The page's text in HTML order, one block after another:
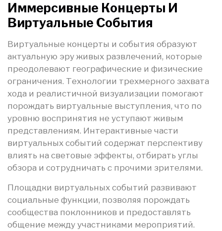
Иммерсивные Концерты И
Виртуальные События
Виртуальные концерты и события образуют
актуальную эру живых развлечений, которые
преодолевают географические и физические
ограничения. Технологии трехмерного захвата
хода и реалистичной визуализации помогают
порождать виртуальные выступления, что по
уровню воспринятия не уступают живым
представлениям. Интерактивные части
виртуальных событий содержат перспективу
влиять на световые эффекты, отбирать углы
обзора и сотрудничать с прочими зрителями.
Площадки виртуальных событий развивают
социальные функции, позволяя порождать
сообщества поклонников и предоставлять
общение между участниками мероприятий.